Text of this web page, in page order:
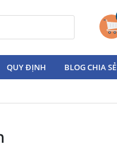
QUY ĐỊNH BLOG CHIA SẺ